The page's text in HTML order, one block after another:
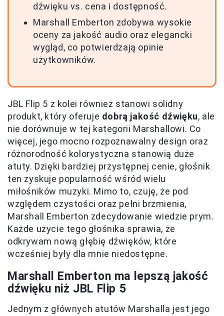
dźwięku vs. cena i dostępność.
Marshall Emberton zdobywa wysokie
oceny za jakość audio oraz elegancki
wygląd, co potwierdzają opinie
użytkowników.
JBL Flip 5 z kolei również stanowi solidny
produkt, który oferuje dobrą jakość dźwięku, ale
nie dorównuje w tej kategorii Marshallowi. Co
więcej, jego mocno rozpoznawalny design oraz
różnorodność kolorystyczna stanowią duże
atuty. Dzięki bardziej przystępnej cenie, głośnik
ten zyskuje popularność wśród wielu
miłośników muzyki. Mimo to, czuję, że pod
względem czystości oraz pełni brzmienia,
Marshall Emberton zdecydowanie wiedzie prym.
Każde użycie tego głośnika sprawia, że
odkrywam nową głębię dźwięków, które
wcześniej były dla mnie niedostępne.
Marshall Emberton ma lepszą jakość
dźwięku niż JBL Flip 5
Jednym z głównych atutów Marshalla jest jego